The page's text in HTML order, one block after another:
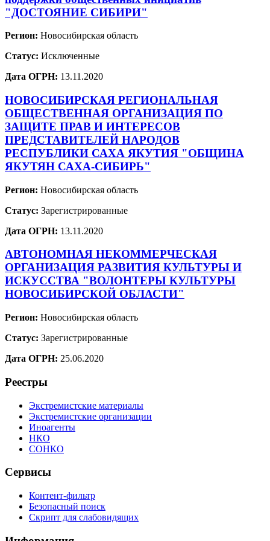
"ДОСТОЯНИЕ СИБИРИ"
Регион: Новосибирская область
Статус: Исключенные
Дата ОГРН: 13.11.2020
НОВОСИБИРСКАЯ РЕГИОНАЛЬНАЯ
ОБЩЕСТВЕННАЯ ОРГАНИЗАЦИЯ ПО
ЗАЩИТЕ ПРАВ И ИНТЕРЕСОВ
ПРЕДСТАВИТЕЛЕЙ НАРОДОВ
РЕСПУБЛИКИ САХА ЯКУТИЯ "ОБЩИНА
ЯКУТЯН САХА-СИБИРЬ"
Регион: Новосибирская область
Статус: Зарегистрированные
Дата ОГРН: 13.11.2020
АВТОНОМНАЯ НЕКОММЕРЧЕСКАЯ
ОРГАНИЗАЦИЯ РАЗВИТИЯ КУЛЬТУРЫ И
ИСКУССТВА "ВОЛОНТЕРЫ КУЛЬТУРЫ
НОВОСИБИРСКОЙ ОБЛАСТИ"
Регион: Новосибирская область
Статус: Зарегистрированные
Дата ОГРН: 25.06.2020
Реестры
Экстремистские материалы
Экстремистские организации
Иноагенты
НКО
СОНКО
Сервисы
Контент-фильтр
Безопасный поиск
Скрипт для слабовидящих